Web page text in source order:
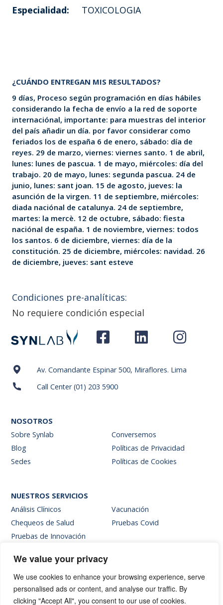
We value your privacy
We use cookies to enhance your browsing experience, serve
personalised ads or content, and analyse our traffic. By
clicking "Accept All", you consent to our use of cookies.
Especialidad:
TOXICOLOGIA
¿CUÁNDO ENTREGAN MIS RESULTADOS?
9 días, Proceso según programación en días hábiles
considerando la fecha de envío a la red de soporte
internaciónal, importante: para muestras del interior
del país añadir un día. por favor considerar como
feriados los de españa 6 de enero, sábado: día de
reyes. 29 de marzo, viernes: viernes santo. 1 de abril,
lunes: lunes de pascua. 1 de mayo, miércoles: día del
trabajo. 20 de mayo, lunes: segunda pascua. 24 de
junio, lunes: sant joan. 15 de agosto, jueves: la
asunción de la virgen. 11 de septiembre, miércoles:
diada naciónal de catalunya. 24 de septiembre,
martes: la mercè. 12 de octubre, sábado: fiesta
naciónal de españa. 1 de noviembre, viernes: todos
los santos. 6 de diciembre, viernes: día de la
constitución. 25 de diciembre, miércoles: navidad. 26
de diciembre, jueves: sant esteve
Condiciones pre-analíticas:
No requiere condición especial
Av. Comandante Espinar 500, Miraflores. Lima
Call Center (01) 203 5900
NOSOTROS
Sobre Synlab
Blog
Sedes
Conversemos
Políticas de Privacidad
Políticas de Cookies
NUESTROS SERVICIOS
Análisis Clínicos
Chequeos de Salud
Pruebas de Innovación
Vacunación
Pruebas Covid
Web de resultados